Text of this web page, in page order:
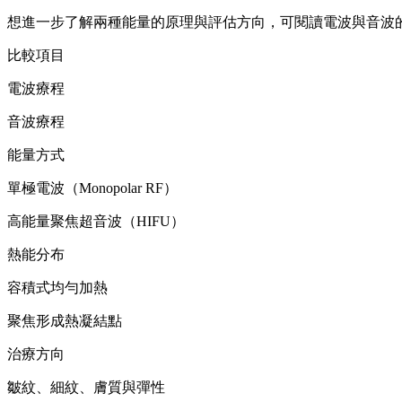
想進一步了解兩種能量的原理與評估方向，可閱讀電波與音波
比較項目
電波療程
音波療程
能量方式
單極電波（Monopolar RF）
高能量聚焦超音波（HIFU）
熱能分布
容積式均勻加熱
聚焦形成熱凝結點
治療方向
皺紋、細紋、膚質與彈性